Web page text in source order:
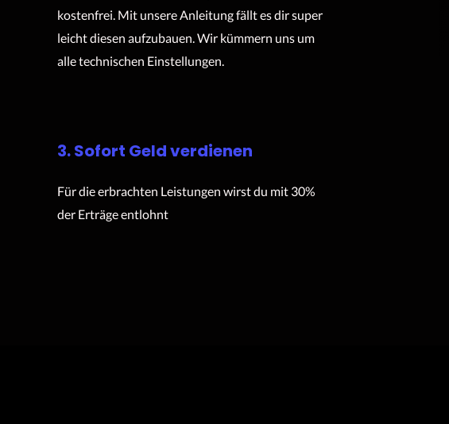
kostenfrei. Mit unsere Anleitung fällt es dir super
leicht diesen aufzubauen. Wir kümmern uns um
alle technischen Einstellungen.
3. Sofort Geld verdienen
Für die erbrachten Leistungen wirst du mit 30%
der Erträge entlohnt